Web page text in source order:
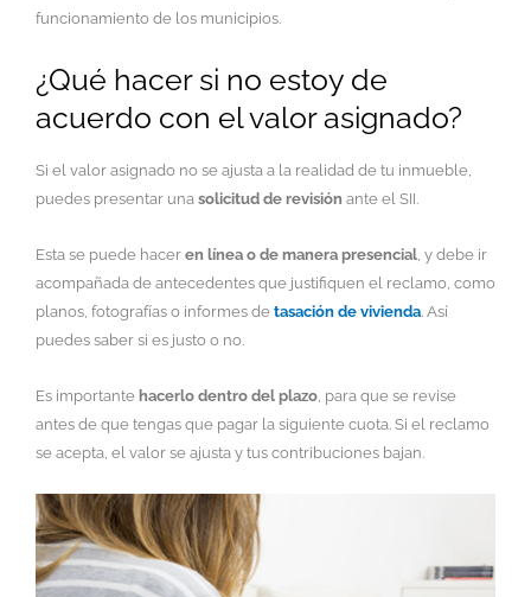
funcionamiento de los municipios.
¿Qué hacer si no estoy de
acuerdo con el valor asignado?
Si el valor asignado no se ajusta a la realidad de tu inmueble,
puedes presentar una solicitud de revisión ante el SII.
Esta se puede hacer en línea o de manera presencial , y debe ir
acompañada de antecedentes que justifiquen el reclamo, como
planos, fotografías o informes de tasación de vivienda . Así
puedes saber si es justo o no.
Es importante hacerlo dentro del plazo , para que se revise
antes de que tengas que pagar la siguiente cuota. Si el reclamo
se acepta, el valor se ajusta y tus contribuciones bajan.